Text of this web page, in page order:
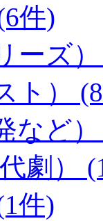
件)
ーズ
ト）
など
劇）
件)